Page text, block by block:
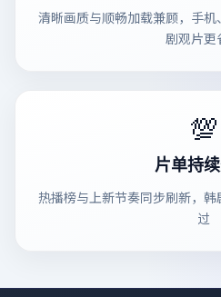
清晰画质与顺畅加载兼顾，手
剧观片更
💯
片单持
热播榜与上新节奏同步刷新，
过